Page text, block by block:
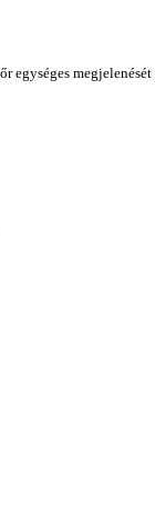
egységes